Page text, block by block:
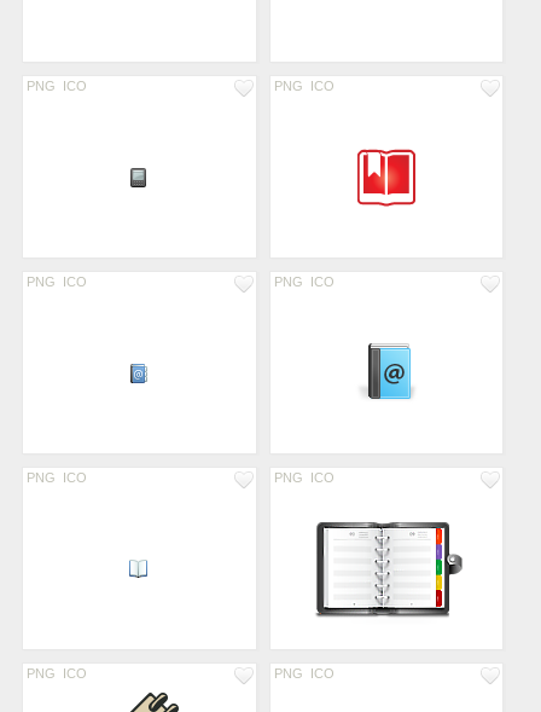
PNG ICO PNG ICO
PNG ICO PNG ICO
PNG ICO PNG ICO
PNG ICO PNG ICO